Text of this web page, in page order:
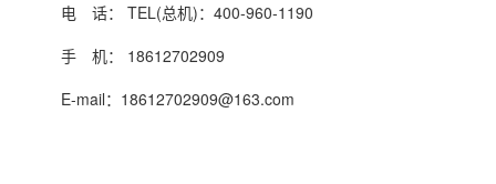
电 话： TEL(总机)：400-960-1190
手 机： 18612702909
E-mail： 18612702909@163.com